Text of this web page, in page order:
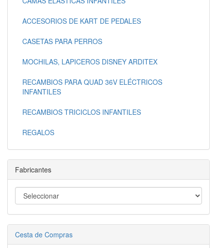
ACCESORIOS DE KART DE PEDALES
CASETAS PARA PERROS
MOCHILAS, LAPICEROS DISNEY ARDITEX
RECAMBIOS PARA QUAD 36V ELÉCTRICOS
INFANTILES
RECAMBIOS TRICICLOS INFANTILES
REGALOS
Fabricantes
Cesta de Compras